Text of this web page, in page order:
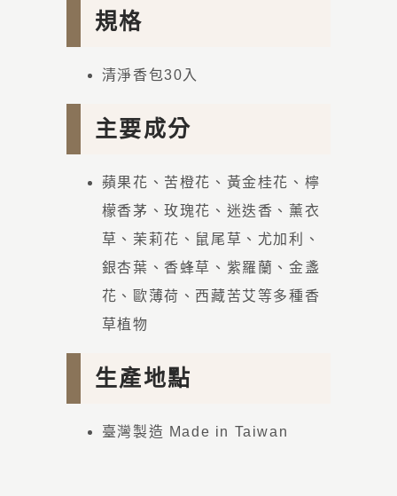
規格
清淨香包30入
主要成分
蘋果花、苦橙花、黃金桂花、檸
檬香茅、玫瑰花、迷迭香、薰衣
草、茉莉花、鼠尾草、尤加利、
銀杏葉、香蜂草、紫羅蘭、金盞
花、歐薄荷、西藏苦艾等多種香
草植物
生產地點
臺灣製造 Made in Taiwan